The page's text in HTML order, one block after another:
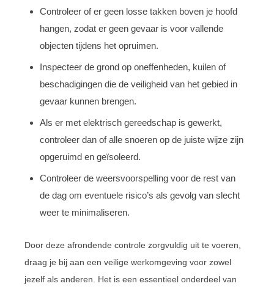
Controleer of er geen losse takken boven je hoofd
hangen, zodat er geen gevaar is voor vallende
objecten tijdens het opruimen.
Inspecteer de grond op oneffenheden, kuilen of
beschadigingen die de veiligheid van het gebied in
gevaar kunnen brengen.
Als er met elektrisch gereedschap is gewerkt,
controleer dan of alle snoeren op de juiste wijze zijn
opgeruimd en geïsoleerd.
Controleer de weersvoorspelling voor de rest van
de dag om eventuele risico’s als gevolg van slecht
weer te minimaliseren.
Door deze afrondende controle zorgvuldig uit te voeren,
draag je bij aan een veilige werkomgeving voor zowel
jezelf als anderen. Het is een essentieel onderdeel van